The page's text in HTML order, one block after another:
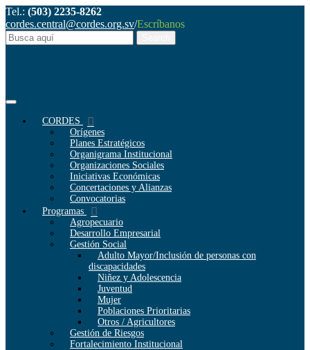
Tel.: (503) 2235-8262
cordes.central@cordes.org.sv/Escríbanos
CORDES
Orígenes
Planes Estratégicos
Organigrama Institucional
Organizaciones Sociales
Iniciativas Económicas
Concertaciones y Alianzas
Convocatorias
Programas
Agropecuario
Desarrollo Empresarial
Gestión Social
Adulto Mayor/Inclusión de personas con
discapacidades
Niñez y Adolescencia
Juventud
Mujer
Poblaciones Prioritarias
Otros / Agricultores
Gestión de Riesgos
Fortalecimiento Institucional